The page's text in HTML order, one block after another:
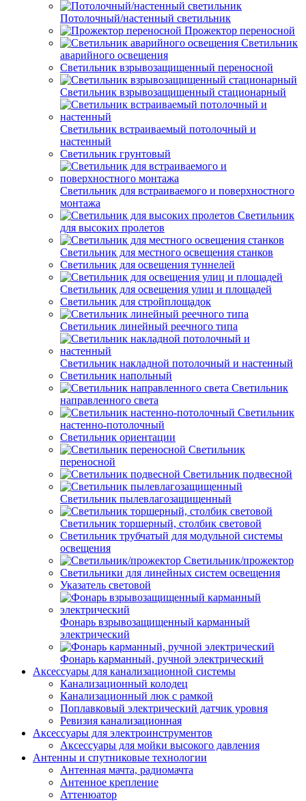
Потолочный/настенный светильник
Прожектор переносной
Светильник
аварийного освещения
Светильник взрывозащищенный переносной
Светильник взрывозащищенный стационарный
Светильник встраиваемый потолочный и
настенный
Светильник грунтовый
Светильник для встраиваемого и поверхностного
монтажа
Светильник
для высоких пролетов
Светильник для местного освещения станков
Светильник для освещения туннелей
Светильник для освещения улиц и площадей
Светильник для стройплощадок
Светильник линейный реечного типа
Светильник накладной потолочный и настенный
Светильник напольный
Светильник
направленного света
Светильник
настенно-потолочный
Светильник ориентации
Светильник
переносной
Светильник подвесной
Светильник пылевлагозащищенный
Светильник торшерный, столбик световой
Светильник трубчатый для модульной системы
освещения
Светильник/прожектор
Светильники для линейных систем освещения
Указатель световой
Фонарь взрывозащищенный карманный
электрический
Фонарь карманный, ручной электрический
Аксессуары для канализационной системы
Канализационный колодец
Канализационный люк с рамкой
Поплавковый электрический датчик уровня
Ревизия канализационная
Аксессуары для электроинструментов
Аксессуары для мойки высокого давления
Антенны и спутниковые технологии
Антенная мачта, радиомачта
Антенное крепление
Аттенюатор